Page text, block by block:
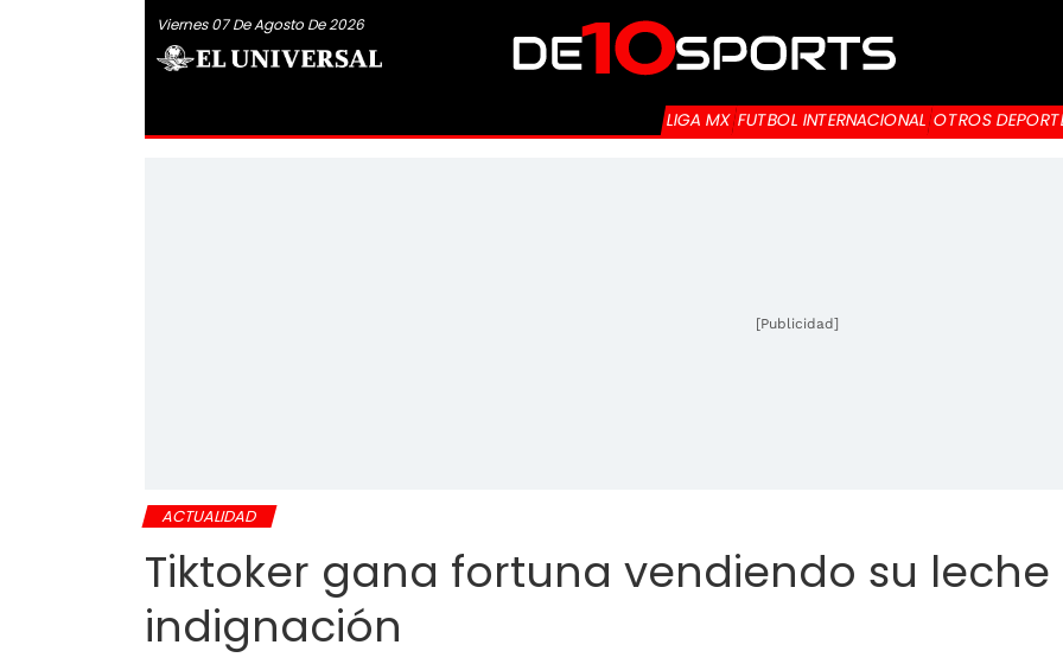
Viernes 07 De Agosto De 2026
LIGA MX FUTBOL INTERNACIONAL OTROS
[Publicidad]
ACTUALIDAD
Tiktoker gana fortuna vendiendo su
indignación